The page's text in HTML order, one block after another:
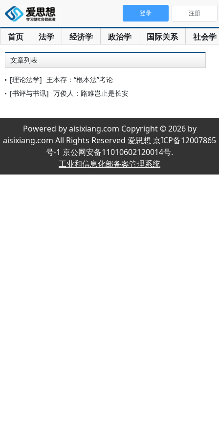
首页 法学 经济学 政治学 国际关系 社会学
登录 注册
文章列表
[理论法学] 王本存：“根本法”考论
[书评与书讯] 万俊人：路难岂止是长安
Powered by aisixiang.com Copyright © 2026 by
aisixiang.com All Rights Reserved 爱思想 京ICP备12007865
号-1 京公网安备11010602120014号.
工业和信息化部备案管理系统